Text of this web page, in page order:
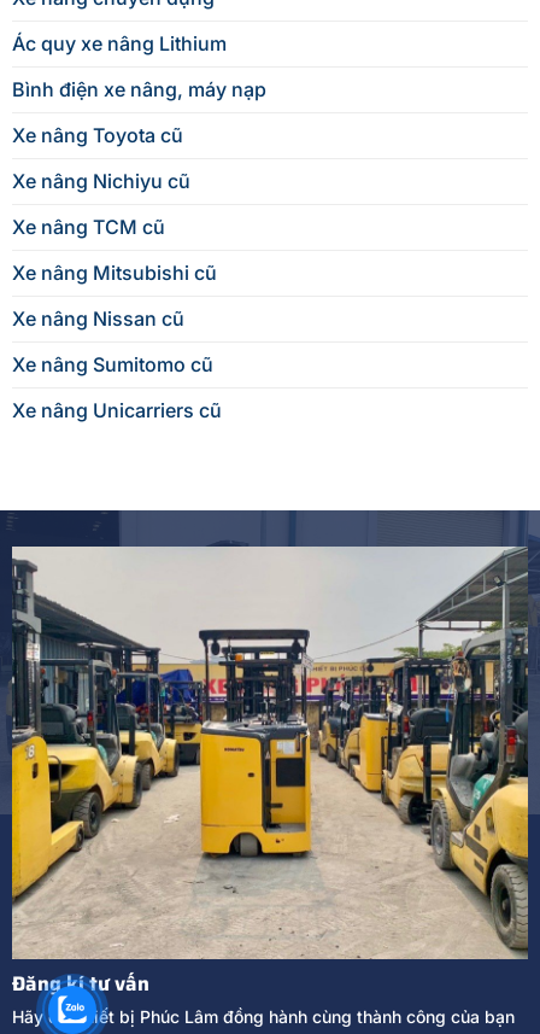
Ác quy xe nâng Lithium
Bình điện xe nâng, máy nạp
Xe nâng Toyota cũ
Xe nâng Nichiyu cũ
Xe nâng TCM cũ
Xe nâng Mitsubishi cũ
Xe nâng Nissan cũ
Xe nâng Sumitomo cũ
Xe nâng Unicarriers cũ
Đăng kí tư vấn
Hãy để Thiết bị Phúc Lâm đồng hành cùng thành công của bạn